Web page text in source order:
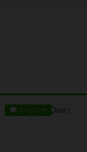
レビュー